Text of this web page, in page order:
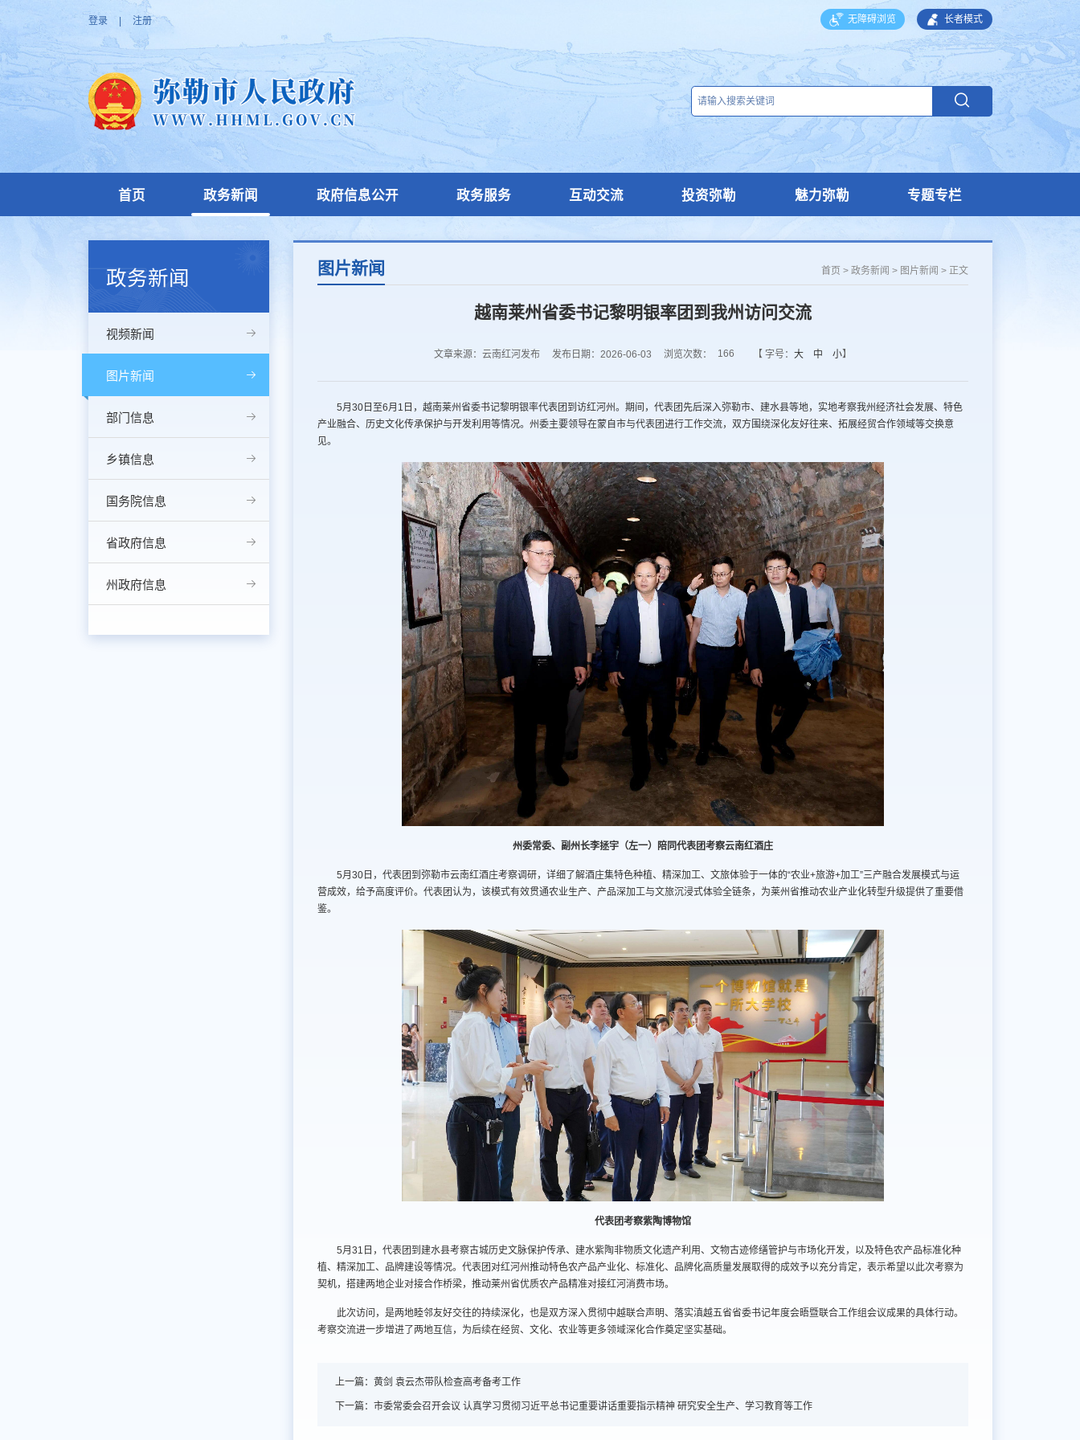
登录 | 注册 无障碍浏览 长者模式
首页 政务新闻 政府信息公开 政务服务 互动交流 投资弥勒 魅力弥勒 专题专栏
政务新闻
视频新闻
图片新闻
部门信息
乡镇信息
国务院信息
省政府信息
州政府信息
图片新闻 首页 > 政务新闻 > 图片新闻 > 正文
越南莱州省委书记黎明银率团到我州访问交流
文章来源：云南红河发布 发布日期：2026-06-03 浏览次数： 166 【 字号： 大 中 小】
5月30日至6月1日，越南莱州省委书记黎明银率代表团到访红河州。期间，代表团先后深入弥勒市、建水县等地，实地考察我州经济社会发展、特色
产业融合、历史文化传承保护与开发利用等情况。州委主要领导在蒙自市与代表团进行工作交流，双方围绕深化友好往来、拓展经贸合作领域等交换意
见。
州委常委、副州长李拯宇（左一）陪同代表团考察云南红酒庄
5月30日，代表团到弥勒市云南红酒庄考察调研，详细了解酒庄集特色种植、精深加工、文旅体验于一体的“农业+旅游+加工”三产融合发展模式与运
营成效，给予高度评价。代表团认为，该模式有效贯通农业生产、产品深加工与文旅沉浸式体验全链条，为莱州省推动农业产业化转型升级提供了重要借
鉴。
代表团考察紫陶博物馆
5月31日，代表团到建水县考察古城历史文脉保护传承、建水紫陶非物质文化遗产利用、文物古迹修缮管护与市场化开发，以及特色农产品标准化种
植、精深加工、品牌建设等情况。代表团对红河州推动特色农产品产业化、标准化、品牌化高质量发展取得的成效予以充分肯定，表示希望以此次考察为
契机，搭建两地企业对接合作桥梁，推动莱州省优质农产品精准对接红河消费市场。
此次访问，是两地睦邻友好交往的持续深化，也是双方深入贯彻中越联合声明、落实滇越五省省委书记年度会晤暨联合工作组会议成果的具体行动。
考察交流进一步增进了两地互信，为后续在经贸、文化、农业等更多领域深化合作奠定坚实基础。
上一篇： 黄剑 袁云杰带队检查高考备考工作
下一篇： 市委常委会召开会议 认真学习贯彻习近平总书记重要讲话重要指示精神 研究安全生产、学习教育等工作